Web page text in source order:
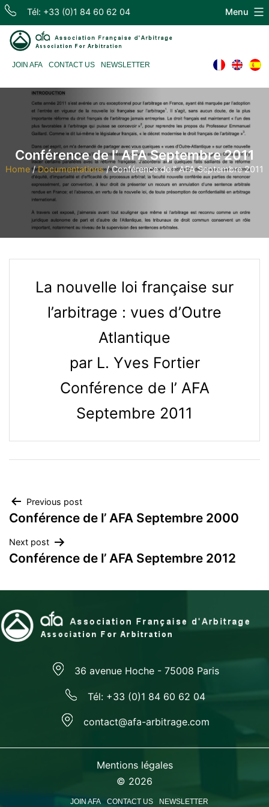
Skip
content
Tél: +33 (0)1 84 60 62 04
d'Arbitrage
JOIN AFA CONTACT US NEWSLETTER
Menu
Conférence de l’ AFA Septembre 2011
Home/Documentations/Conférence de l’ AFA Septembre 2011
La nouvelle loi française sur
l’arbitrage : vues d’Outre
Atlantique
par L. Yves Fortier
Conférence de l’ AFA
Septembre 2011
Post
navigation
Previous post
Conférence de l’ AFA Septembre 2000
Next post
Conférence de l’ AFA Septembre 2012
36 avenue Hoche - 75008 Paris
Tél: +33 (0)1 84 60 62 04
contact@afa-arbitrage.com
Mentions légales
© 2026
JOIN AFA CONTACT US NEWSLETTER